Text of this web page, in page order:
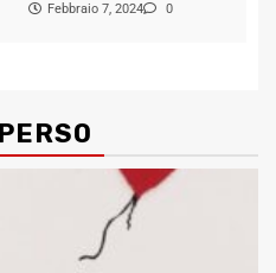
Febbraio 7, 2024
0